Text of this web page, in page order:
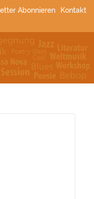
Abonnieren Kontakt